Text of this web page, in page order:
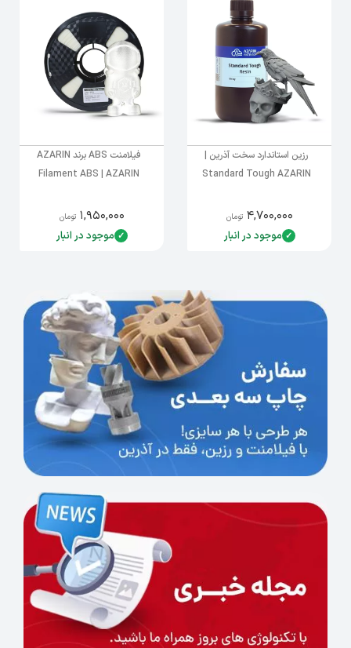
رزین استاندارد سخت آذرین |
Standard Tough AZARIN
موجود در انبار
۴,۷۰۰,۰۰۰ تومان
فیلامنت ABS برند AZARIN
Filament ABS | AZARIN
موجود در انبار
۱,۹۵۰,۰۰۰ تومان